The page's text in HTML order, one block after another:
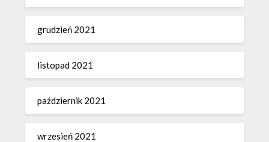
grudzień 2021
listopad 2021
październik 2021
wrzesień 2021